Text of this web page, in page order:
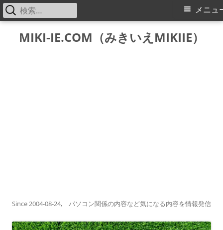
MIKI-IE.COM（みきいえMIKIIE）
Since 2004-08-24, パソコン関係の内容など気になる内容を情報発信
メ
メニュ
検
索: